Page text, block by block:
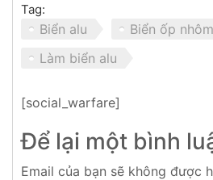
Tag:
Biển alu
Biển ốp
Làm biển alu
[social_warfare]
Để lại một bình
Email của bạn sẽ không được